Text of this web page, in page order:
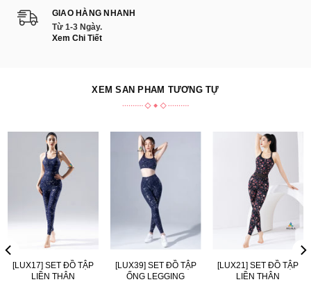
GIAO HÀNG NHANH
Từ 1-3 Ngày.
Xem Chi Tiết
XEM SẢN PHẨM TƯƠNG TỰ
[LUX17] SET ĐỒ TẬP
LIỀN THÂN
[LUX39] SET ĐỒ TẬP
ỐNG LEGGING
[LUX21] SET ĐỒ TẬP
LIỀN THÂN